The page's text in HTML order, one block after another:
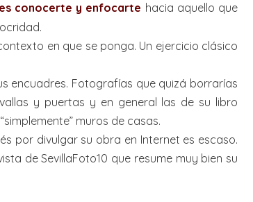
conocerte y enfocarte hacia aquello que
en que se ponga. Un ejercicio clásico
encuadres. Fotografías que quizá borrarías
y puertas y en general las de su libro
muros de casas.
por divulgar su obra en Internet es escaso.
de SevillaFoto10 que resume muy bien su